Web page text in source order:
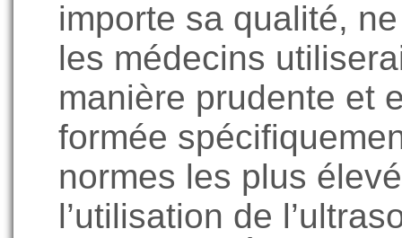
importe sa qualité,
les médecins
manière prudente et
formée
normes les plus
l’utilisation de